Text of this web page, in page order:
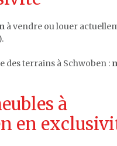
à vendre ou louer
des terrains à Schwoben :
à
en